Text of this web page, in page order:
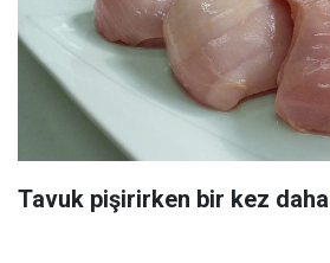
Tavuk pişirirken bir kez